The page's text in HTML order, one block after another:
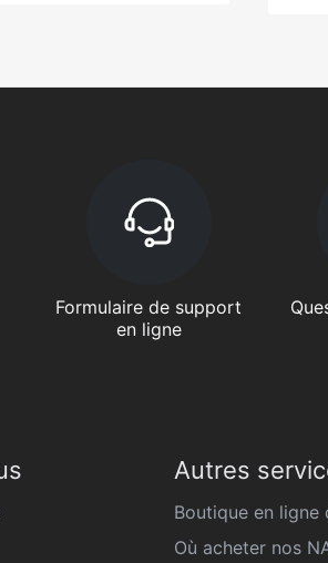
Formulaire de support
en ligne
Autres
Boutique en ligne
Où acheter nos